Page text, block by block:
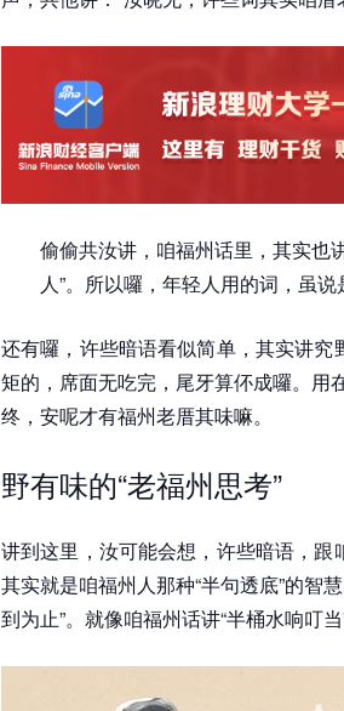
偷偷共汝讲，咱福州话里，其实也
人”。所以囉，年轻人用的词，虽
还有囉，许些暗语看似简单，其实讲究
矩的，席面无吃完，尾牙算伓成囉。用
终，安呢才有福州老厝其味嘛。
野有味的“老福州思考”
讲到这里，汝可能会想，许些暗语，跟
其实就是咱福州人那种“半句透底”的智
到为止”。就像咱福州话讲“半桶水响叮